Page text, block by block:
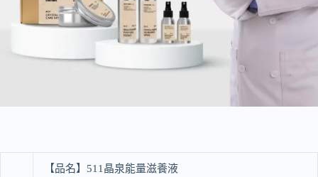
【品名】511晶泉能量滋養液